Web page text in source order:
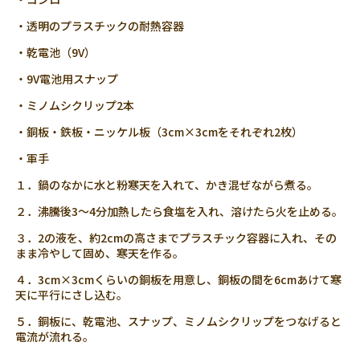
・透明のプラスチックの耐熱容器
・乾電池（9V）
・9V電池用スナップ
・ミノムシクリップ2本
・銅板・鉄板・ニッケル板（3cm×3cmをそれぞれ2枚）
・軍手
１．鍋のなかに水と粉寒天を入れて、かき混ぜながら煮る。
２．沸騰後3～4分加熱したら食塩を入れ、溶けたら火を止める。
３．2の液を、約2cmの高さまでプラスチック容器に入れ、その
まま冷やして固め、寒天を作る。
４．3cm×3cmくらいの銅板を用意し、銅板の間を6cmあけて寒
天に平行にさし込む。
５．銅板に、乾電池、スナップ、ミノムシクリップをつなげると
電流が流れる。